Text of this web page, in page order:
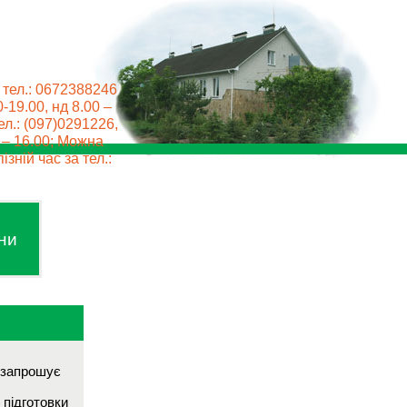
0672388246
19.00, нд 8.00 –
(097)0291226,
– 16.00; Можна
час за тел.: